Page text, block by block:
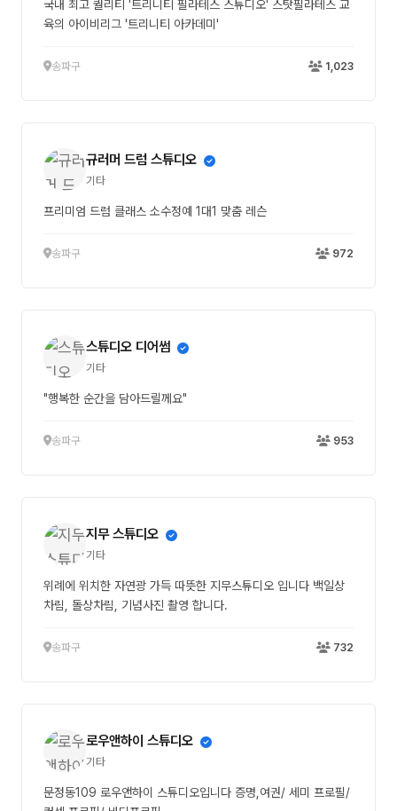
국내 최고 퀄리티 '트리니티 필라테스 스튜디오' 스탓필라테스 교
육의 아이비리그 '트리니티 아카데미'
송파구 1,023
규러머 드럼 스튜디오
기타
프리미엄 드럼 클래스 소수정예 1대1 맞춤 레슨
송파구 972
스튜디오 디어썸
기타
"행복한 순간을 담아드릴께요"
송파구 953
지무 스튜디오
기타
위례에 위치한 자연광 가득 따뜻한 지무스튜디오 입니다 백일상
차림, 돌상차림, 기념사진 촬영 합니다.
송파구 732
로우앤하이 스튜디오
기타
문정동109 로우앤하이 스튜디오입니다 증명,여권/ 세미 프로필/